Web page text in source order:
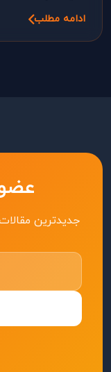
ادامه مطلب
جدیدترین